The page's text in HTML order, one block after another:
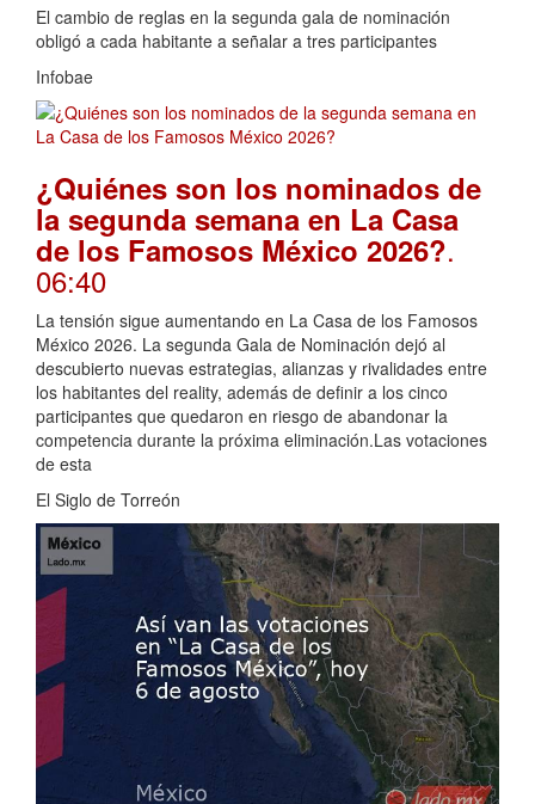
El cambio de reglas en la segunda gala de nominación
obligó a cada habitante a señalar a tres participantes
Infobae
¿Quiénes son los nominados de
la segunda semana en La Casa
de los Famosos México 2026?.
06:40
La tensión sigue aumentando en La Casa de los Famosos
México 2026. La segunda Gala de Nominación dejó al
descubierto nuevas estrategias, alianzas y rivalidades entre
los habitantes del reality, además de definir a los cinco
participantes que quedaron en riesgo de abandonar la
competencia durante la próxima eliminación.Las votaciones
de esta
El Siglo de Torreón